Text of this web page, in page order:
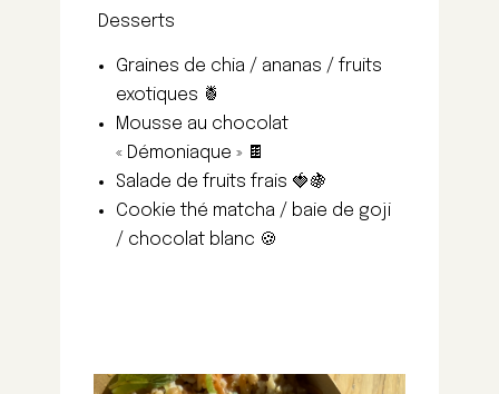
Desserts
Graines de chia / ananas / fruits
exotiques 🍍
Mousse au chocolat
« Démoniaque » 🍫
Salade de fruits frais 🍓🍇
Cookie thé matcha / baie de goji
/ chocolat blanc 🍪